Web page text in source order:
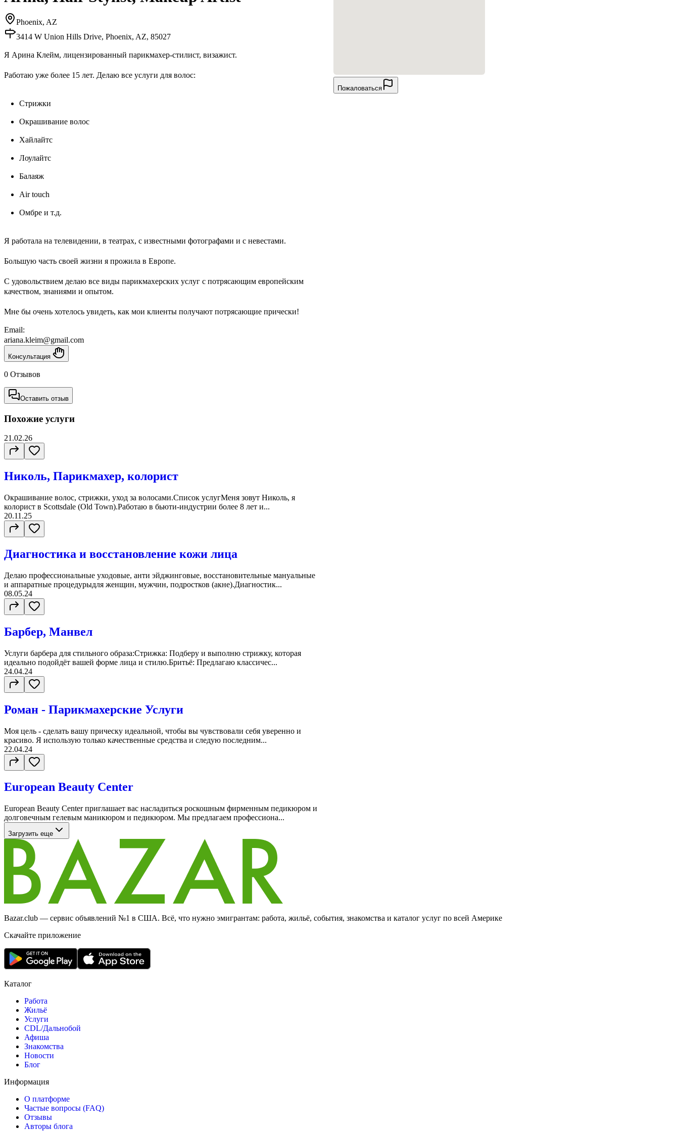
Phoenix, AZ
3414 W Union Hills Drive, Phoenix, AZ, 85027
Я Арина Клейм, лицензированный парикмахер-стилист, визажист.
Работаю уже более 15 лет. Делаю все услуги для волос:
Стрижки
Окрашивание волос
Хайлайтс
Лоулайтс
Балаяж
Air touch
Омбре и т.д.
Я работала на телевидении, в театрах, с известными фотографами и с невестами.
Большую часть своей жизни я прожила в Европе.
С удовольствием делаю все виды парикмахерских услуг с потрясающим европейским
качеством, знаниями и опытом.
Мне бы очень хотелось увидеть, как мои клиенты получают потрясающие прически!
Email:
ariana.kleim@gmail.com
Консультация
0 Отзывов
Оставить отзыв
Пожаловаться
Похожие услуги
21.02.26
Николь, Парикмахер, колорист
Окрашивание волос, стрижки, уход за волосами.Список услугМеня зовут Николь, я
колорист в Scottsdale (Old Town).Работаю в бьюти-индустрии более 8 лет и...
20.11.25
Диагностика и восстановление кожи лица
Делаю профессиональные уходовые, анти эйджинговые, восстановительные мануальные
и аппаратные процедурыдля женщин, мужчин, подростков (акне).Диагностик...
08.05.24
Барбер, Манвел
Услуги барбера для стильного образа:Стрижка: Подберу и выполню стрижку, которая
идеально подойдёт вашей форме лица и стилю.Бритьё: Предлагаю классичес...
24.04.24
Роман - Парикмахерские Услуги
Моя цель - сделать вашу прическу идеальной, чтобы вы чувствовали себя уверенно и
красиво. Я использую только качественные средства и следую последним...
22.04.24
European Beauty Center
European Beauty Center приглашает вас насладиться роскошным фирменным педикюром и
долговечным гелевым маникюром и педикюром. Мы предлагаем профессиона...
Загрузить еще
Bazar.club — сервис объявлений №1 в США. Всё, что нужно эмигрантам: работа, жильё, события, знакомства и каталог услуг по всей Америке
Скачайте приложение
Каталог
Работа
Жильё
Услуги
CDL/Дальнобой
Афиша
Знакомства
Новости
Блог
Информация
О платформе
Частые вопросы (FAQ)
Отзывы
Авторы блога